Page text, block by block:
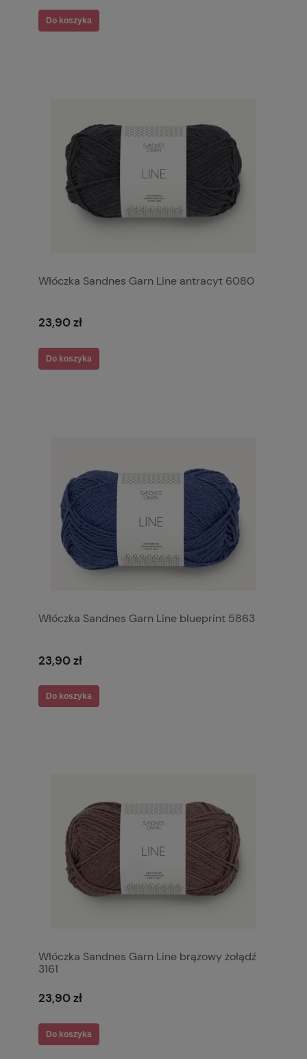
Do koszyka
Włóczka Sandnes Garn Line antracyt 6080
23,90 zł
Do koszyka
Włóczka Sandnes Garn Line blueprint 5863
23,90 zł
Do koszyka
Włóczka Sandnes Garn Line brązowy żołądź
3161
23,90 zł
Do koszyka